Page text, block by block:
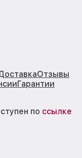
Отзывы
Гарантии
по ссылке